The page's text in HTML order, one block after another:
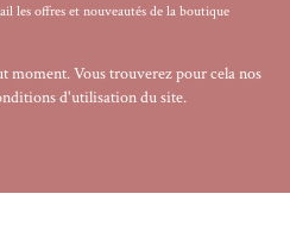
les offres et nouveautés de la boutique
moment. Vous trouverez pour cela nos
d'utilisation du site.